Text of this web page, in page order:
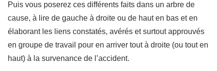
Puis vous poserez ces différents faits dans un arbre de
cause, à lire de gauche à droite ou de haut en bas et en
élaborant les liens constatés, avérés et surtout approuvés
en groupe de travail pour en arriver tout à droite (ou tout en
haut) à la survenance de l’accident.